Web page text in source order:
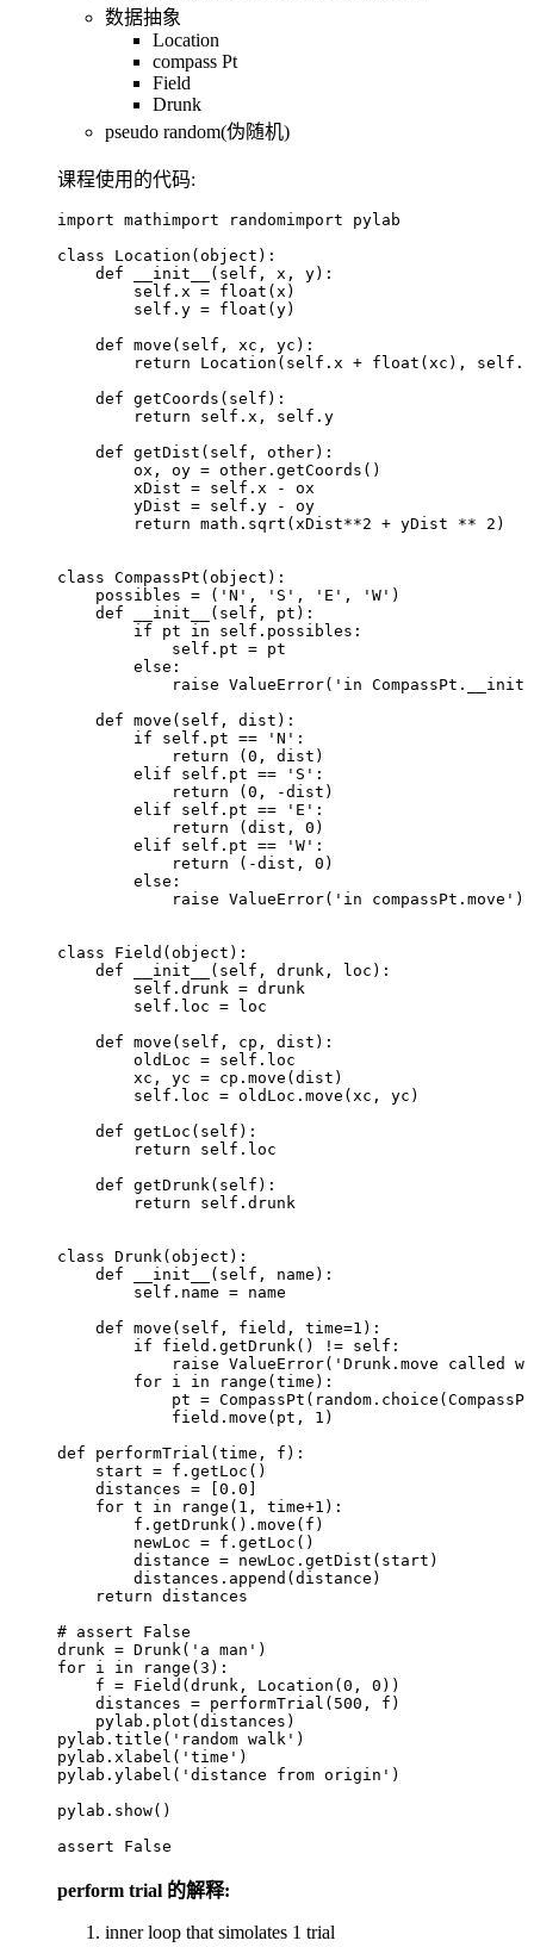
数据抽象
Location
compass Pt
Field
Drunk
pseudo random(伪随机)
课程使用的代码:
import mathimport randomimport pylab
class Location (object ):
    def
__init__ ( self , x , y) :
        self
. x = float ( x )
        self
. y = float (y)
    def
move ( self , xc , yc ) :
        return
Location ( self .x + float ( xc ) , self .y
    def
getCoords ( self ) :
        return
self . x , self . y
    def
getDist ( self , other) :
        ox
, oy = other . getCoords ()
        xDist
= self . x -
ox
        yDist
= self . y -
oy
        return
math . sqrt ( xDist**2 + yDist ** 2 )
class CompassPt (object ):
    possibles
= ( ' N ' , ' S ' , ' E ' , ' W ' )
    def
__init__ ( self , pt ) :
        if
pt in self . possibles :
            self
. pt = pt
        else
:
            raise
ValueError( ' in
    def
move ( self , dist ) :
        if
self . pt == ' N ' :
            return
(0 ,
dist)
        elif
self . pt == ' S ' :
            return
(0 , -dist)
        elif
self . pt == ' E ' :
            return
(dist , 0 )
        elif
self . pt == ' W ' :
            return
( -dist , 0 )
        else
:
            raise
ValueError( ' in compassPt.move ' )
class Field (object ):
    def
__init__ ( self , drunk , loc ) :
        self
. drunk = drunk
        self
. loc = loc
    def
move ( self , cp , dist ) :
        oldLoc
= self . loc
        xc
, yc = cp . move (dist )
        self
. loc = oldLoc . move ( xc , yc )
    def
getLoc ( self ) :
        return
self . loc
    def
getDrunk ( self ) :
        return
self . drunk
class Drunk (object ):
    def
__init__ ( self , name ) :
        self
. name = name
    def
move ( self , field , time=1 ) :
        if
field . getDrunk () != self :
            raise
ValueError( ' Drunk.move called
        for
i in range (time ):
            pt
= CompassPt ( random. choice (
            field
. move ( pt , 1 )
def performTrial (time , f ) :
    start
= f . getLoc ()
    distances
= [0.0 ]
    for
t in range ( 1 , time+1 ):
        f
. getDrunk (). move ( f )
        newLoc
= f . getLoc ()
        distance
= newLoc . getDist ( start )
        distances
. append (distance )
    return
distances
# assert False
drunk = Drunk ( ' a man ' )
for i in range (3 ):
    f
= Field (drunk , Location (0 , 0 ))
    distances
= performTrial ( 500 , f )
    pylab
. plot (distances )
pylab . title ( ' random walk ' )
pylab . xlabel ( ' time ' )
pylab . ylabel ( ' distance from origin ' )
pylab . show()
assert False
perform trial 的解释:
inner loop that simolates 1 trial